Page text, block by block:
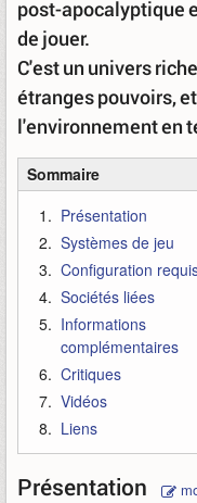
post-apocalyptique
de jouer.
C'est un univers
étranges pouvoirs,
l'environnement en
Sommaire
Présentation
Systèmes de jeu
Configuration
Sociétés liées
Informations
complémentaires
Critiques
Vidéos
Liens
Présentation